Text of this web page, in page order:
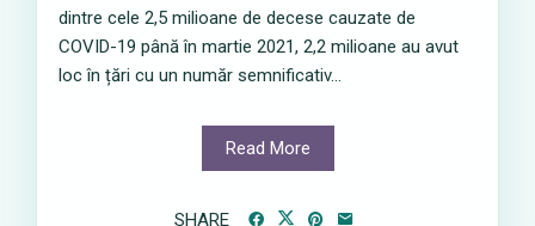
dintre cele 2,5 milioane de decese cauzate de
COVID-19 până în martie 2021, 2,2 milioane au avut
loc în țări cu un număr semnificativ...
Read More
SHARE